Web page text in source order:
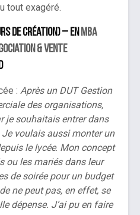
tout exagéré.
de création) – enMBA
& Vente
: Après un DUT Gestion
des organisations,
je souhaitais entrer dans
voulais aussi monter un
le lycée. Mon concept
ou les mariés dans leur
de soirée pour un budget
ne peut pas, en effet, se
dépense. J’ai pu en faire